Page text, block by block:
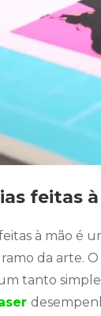
feitas
à mão é
da arte.
tanto